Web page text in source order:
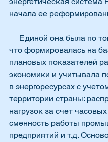
начала ее
что формировалась на
плановых показателей
экономики и учитывала
в энергоресурсах с
территории страны:
нагрузок за счет
сменность работы
предприятий и т.д.